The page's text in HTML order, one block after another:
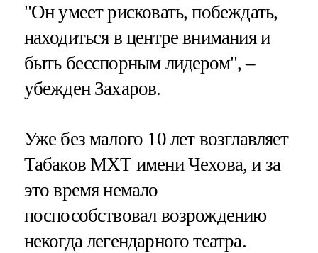
"Он умеет рисковать, побеждать,
находиться в центре внимания и
быть бесспорным лидером", –
убежден Захаров.
Уже без малого 10 лет возглавляет
Табаков МХТ имени Чехова, и за
это время немало
поспособствовал возрождению
некогда легендарного театра.